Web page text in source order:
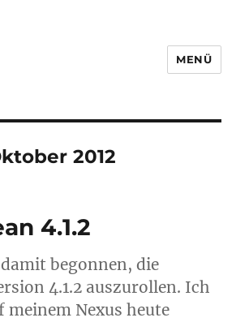
MENÜ
2012
4.1.2
begonnen, die
4.1.2 auszurollen. Ich
meinem Nexus heute